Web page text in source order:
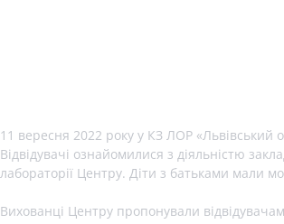
11 вересня 2022 року у КЗ ЛОР «Львівський
Відвідувачі ознайомилися з діяльністю
лабораторії Центру. Діти з батьками мали
Вихованці Центру пропонували